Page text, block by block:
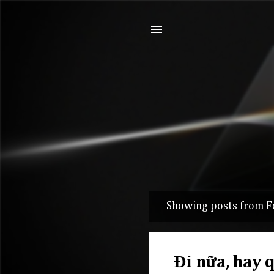
o
Showing posts from
Đi nữa, hay